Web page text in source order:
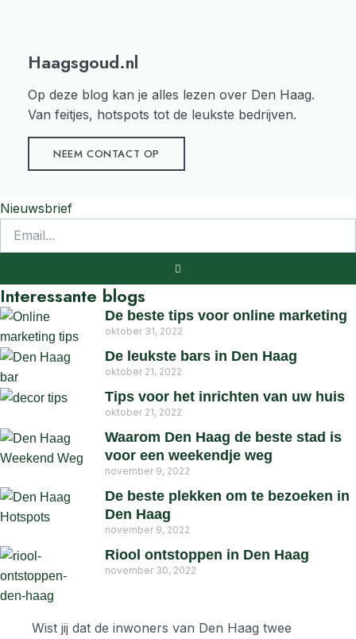
Haagsgoud.nl
Op deze blog kan je alles lezen over Den Haag.
Van feitjes, hotspots tot de leukste bedrijven.
NEEM CONTACT OP
Nieuwsbrief
Interessante blogs
De beste tips voor online marketing
oktober 31, 2022
De leukste bars in Den Haag
oktober 21, 2022
Tips voor het inrichten van uw huis
oktober 21, 2022
Waarom Den Haag de beste stad is
voor een weekendje weg
november 9, 2022
De beste plekken om te bezoeken in
Den Haag
november 9, 2022
Riool ontstoppen in Den Haag
november 30, 2022
Wist jij dat de inwoners van Den Haag twee